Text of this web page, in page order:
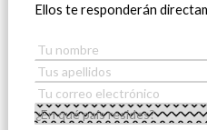
Ellos te responderán